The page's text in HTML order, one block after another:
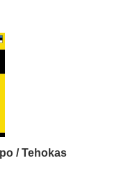
/ Tehokas